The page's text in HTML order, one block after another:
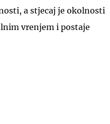
a stjecaj je okolnosti
vrenjem i postaje